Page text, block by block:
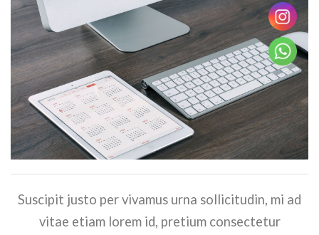
Suscipit justo per vivamus urna sollicitudin, mi ad
vitae etiam lorem id, pretium consectetur